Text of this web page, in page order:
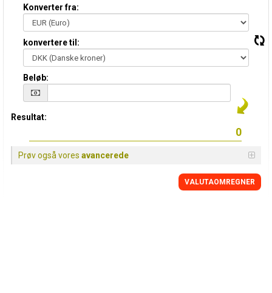
Konverter fra:
konvertere til:
Beløb:
Resultat:
Prøv også vores avancerede
VALUTAOMREGNER